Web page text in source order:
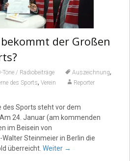
der Großen
Töne / Radiobeiträge Auszeichnung,
des Sports, Verein Reporter
des Sports steht vor dem
24. Januar (am kommenden
im Beisein von
Steinmeier in Berlin die
überreicht. Weiter →